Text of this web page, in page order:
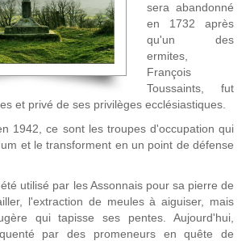
sera abandonné
en 1732 après
qu'un des
ermites,
François
Toussaints, fut
et privé de ses privilèges ecclésiastiques.
1942, ce sont les troupes d'occupation qui
et le transforment en un point de défense
utilisé par les Assonnais pour sa pierre de
l'extraction de meules à aiguiser, mais
qui tapisse ses pentes. Aujourd'hui,
par des promeneurs en quête de